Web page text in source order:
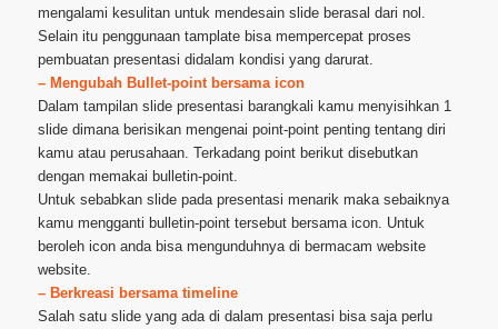
mengalami kesulitan untuk mendesain slide berasal dari nol.
Selain itu penggunaan tamplate bisa mempercepat proses
pembuatan presentasi didalam kondisi yang darurat.
– Mengubah Bullet-point bersama icon
Dalam tampilan slide presentasi barangkali kamu menyisihkan 1
slide dimana berisikan mengenai point-point penting tentang diri
kamu atau perusahaan. Terkadang point berikut disebutkan
dengan memakai bulletin-point.
Untuk sebabkan slide pada presentasi menarik maka sebaiknya
kamu mengganti bulletin-point tersebut bersama icon. Untuk
beroleh icon anda bisa mengunduhnya di bermacam website
website.
– Berkreasi bersama timeline
Salah satu slide yang ada di dalam presentasi bisa saja perlu